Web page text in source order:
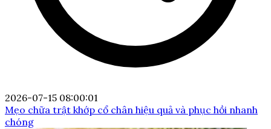
2026-07-15 08:00:01
Mẹo chữa trật khớp cổ chân hiệu quả và phục hồi nhanh
chóng